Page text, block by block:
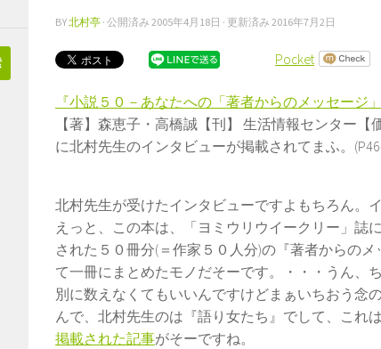
BY北村亭 · 公開済み 2005年4月18日 · 更新済み 2016年7月2日
Pocket
『小説５０－あなたへの「著者からのメッセージ
【著】森恵子・高橋誠【刊】 生活情報センター【
に北村先生のインタビューが掲載されてまふ。
北村先生が受けたインタビューですよもちろん。
えっと、この本は、「ヨミウリウイークリー」誌
された５０冊分(＝作家５０人分)の『著者からの
て一冊にまとめたモノだそーです。・・・うん、
別に数えなくてもいいんですけどまぁいちおう念
んで、北村先生のは『語り女たち』でして、これ
掲載された記事がそーですね。